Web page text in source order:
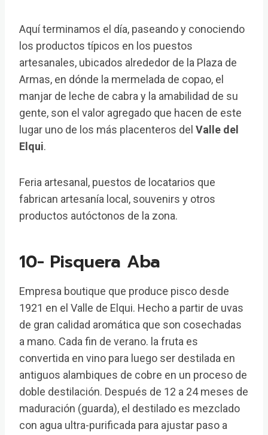
Aquí terminamos el día, paseando y conociendo
los productos típicos en los puestos
artesanales, ubicados alrededor de la Plaza de
Armas, en dónde la mermelada de copao, el
manjar de leche de cabra y la amabilidad de su
gente, son el valor agregado que hacen de este
lugar uno de los más placenteros del Valle del
Elqui.
Feria artesanal, puestos de locatarios que
fabrican artesanía local, souvenirs y otros
productos autóctonos de la zona.
10- Pisquera Aba
Empresa boutique que produce pisco desde
1921 en el Valle de Elqui. Hecho a partir de uvas
de gran calidad aromática que son cosechadas
a mano. Cada fin de verano. la fruta es
convertida en vino para luego ser destilada en
antiguos alambiques de cobre en un proceso de
doble destilación. Después de 12 a 24 meses de
maduración (guarda), el destilado es mezclado
con agua ultra-purificada para ajustar paso a